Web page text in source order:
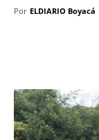
Por ELDIARIO Boyacá